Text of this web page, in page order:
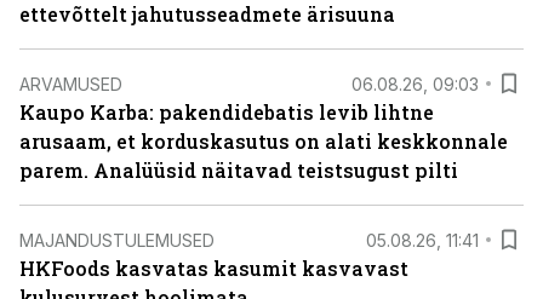
ettevõttelt jahutusseadmete ärisuuna
ARVAMUSED 06.08.26, 09:03
Kaupo Karba: pakendidebatis levib lihtne
arusaam, et korduskasutus on alati keskkonnale
parem. Analüüsid näitavad teistsugust pilti
MAJANDUSTULEMUSED 05.08.26, 11:41
HKFoods kasvatas kasumit kasvavast